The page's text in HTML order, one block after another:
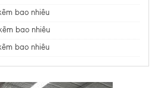
bao nhiêu
bao nhiêu
bao nhiêu